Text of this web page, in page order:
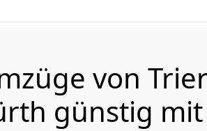
von
günstig